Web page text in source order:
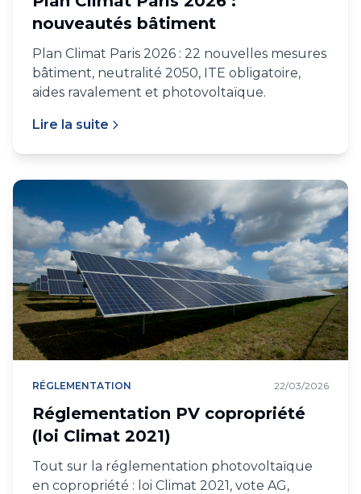
nouveautés bâtiment
Plan Climat Paris 2026 : 22 nouvelles mesures
bâtiment, neutralité 2050, ITE obligatoire,
aides ravalement et photovoltaïque.
Lire la suite
RÉGLEMENTATION 22/03/2026
Réglementation PV copropriété
(loi Climat 2021)
Tout sur la réglementation photovoltaïque
en copropriété : loi Climat 2021, vote AG,